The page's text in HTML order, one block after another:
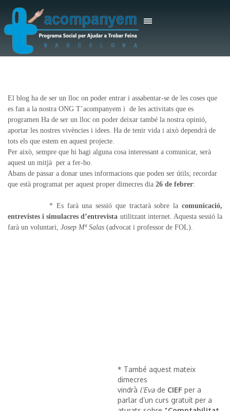
El blog ha de ser un lloc on poder entrar i assabentar-se de les coses que
es fan a la nostra ONG T’acompanyem i de les activitats que es
programen Ha de ser un lloc on poder deixar també la nostra opinió,
aportar les nostres vivències i idees. Ha de tenir vida i això dependrà de
tots els que estem en aquest projecte.
Per això, sempre que hi hagi alguna cosa interessant a comunicar, serà
aquest un mitjà per a fer-ho.
Abans de passar a donar unes informacions que poden ser útils; recordar
que està programat per aquest proper dimecres dia 26 de febrer:
* Es farà una sessió que tractarà sobre la comunicació,
entrevistes i simulacres d’entrevista utilitzant internet. Aquesta sessió la
farà un voluntari, Josep Mª Salas (advocat i professor de FOL).
* També aquest mateix
dimecres
vindrà l’Eva de CIEF per a
parlar d’un curs gratuït per a